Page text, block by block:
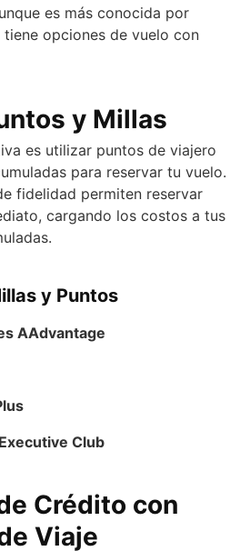
es más conocida por
tiene opciones de vuelo con
y Millas
es utilizar puntos de viajero
para reservar tu vuelo.
fidelidad permiten reservar
cargando los costos a tus
y Puntos
AAdvantage
Club
Crédito con
Viaje